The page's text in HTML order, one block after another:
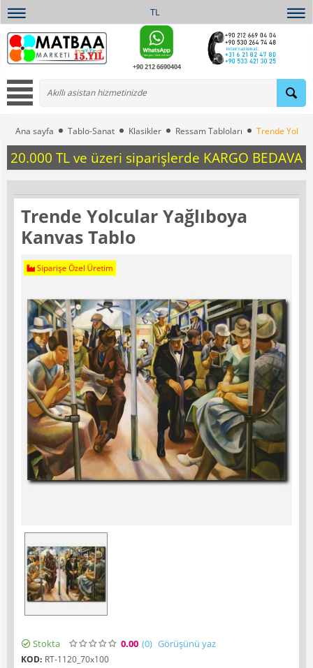
TL
+90 212 6690404
Ana sayfa Tablo-Sanat Klasikler Ressam Tabloları Trende
20.000 TL ve üzeri siparişlerde KARGO BEDAVA
Trende Yolcular Yağlıboya
Kanvas Tablo
Siparişe Özel Üretim
Stokta 0.00 (0) Görüşünü yaz
KOD: RT-1120_70x100